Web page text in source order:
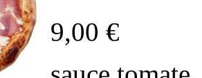
9,00 €